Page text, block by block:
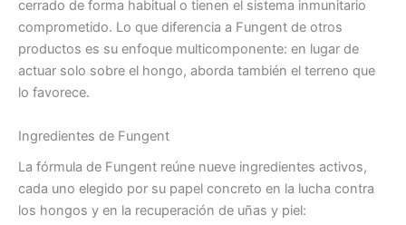
cerrado de forma habitual o tienen el sistema inmunitario
comprometido. Lo que diferencia a Fungent de otros
productos es su enfoque multicomponente: en lugar de
actuar solo sobre el hongo, aborda también el terreno que
lo favorece.
Ingredientes de Fungent
La fórmula de Fungent reúne nueve ingredientes activos,
cada uno elegido por su papel concreto en la lucha contra
los hongos y en la recuperación de uñas y piel: